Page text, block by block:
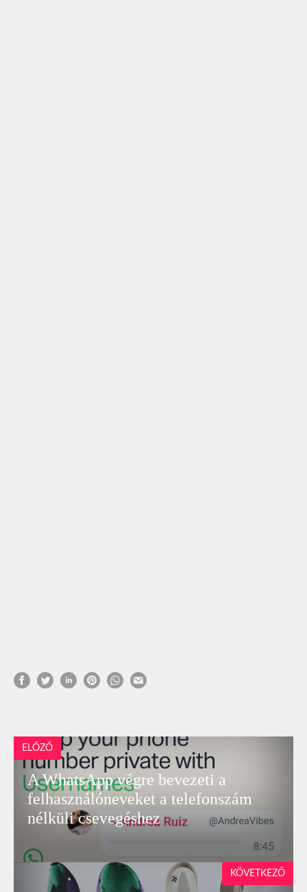
ELŐZŐ
A WhatsApp végre bevezeti a
felhasználóneveket a telefonszám
nélküli csevegéshez
KÖVETKEZŐ